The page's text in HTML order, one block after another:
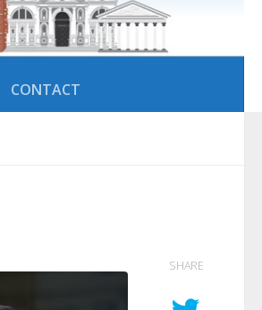
CONTACT
SHARE